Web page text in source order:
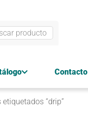
Contacto
“drip”